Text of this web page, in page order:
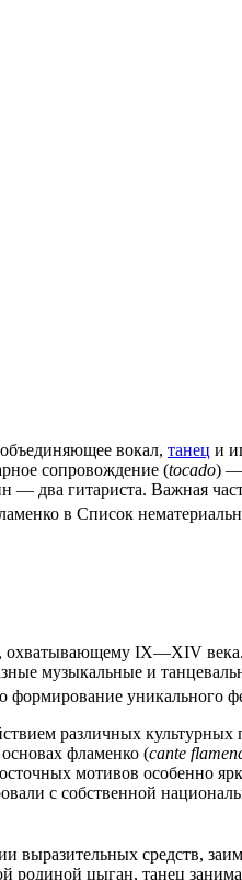
вокал, танец и
сопровождение (tocado) —
— два гитариста. Важная
в Список
, охватывающему IX—XIV века
музыкальные и
формирование
различных культурных
фламенко (cante
мотивов особенно
с собственной
выразительных средств,
родиной цыган, танец